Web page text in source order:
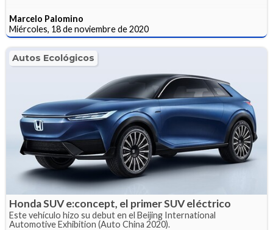
Marcelo Palomino
Miércoles, 18 de noviembre de 2020
Autos Ecológicos
Honda SUV e:concept, el primer SUV eléctrico
Este vehículo hizo su debut en el Beijing International
Automotive Exhibition (Auto China 2020).